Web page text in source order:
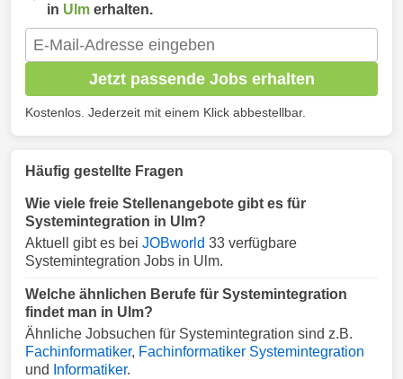
in Ulm erhalten.
Jetzt passende Jobs erhalten
Kostenlos. Jederzeit mit einem Klick abbestellbar.
Häufig gestellte Fragen
Wie viele freie Stellenangebote gibt es für
Systemintegration in Ulm?
Aktuell gibt es bei JOBworld 33 verfügbare
Systemintegration Jobs in Ulm.
Welche ähnlichen Berufe für Systemintegration
findet man in Ulm?
Ähnliche Jobsuchen für Systemintegration sind z.B.
Fachinformatiker, Fachinformatiker Systemintegration
und
Informatiker.